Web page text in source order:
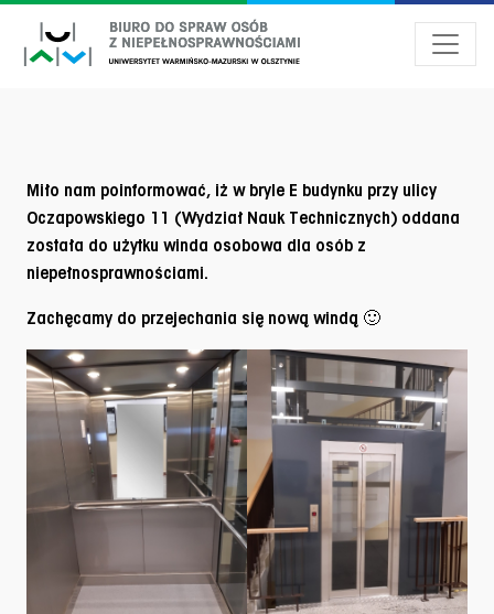
Miło nam poinformować, iż w bryle E budynku przy ulicy
Oczapowskiego 11 (Wydział Nauk Technicznych) oddana
została do użytku winda osobowa dla osób z
niepełnosprawnościami.
Zachęcamy do przejechania się nową windą 🙂